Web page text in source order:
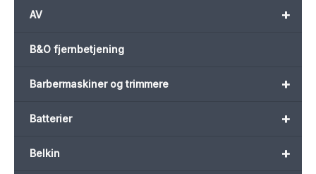
+
AV
B&O fjernbetjening
+
Barbermaskiner og trimmere
+
Batterier
+
Belkin